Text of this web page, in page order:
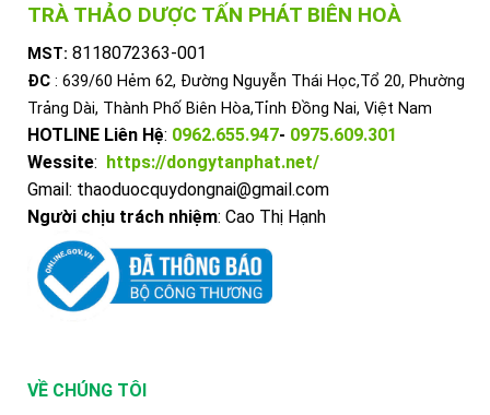
TRÀ THẢO DƯỢC TẤN PHÁT BIÊN HOÀ
MST: 8118072363-001
ĐC : 639/60 Hẻm 62, Đường Nguyễn Thái Học,Tổ 20, Phường
Trảng Dài, Thành Phố Biên Hòa,Tỉnh Đồng Nai, Việt Nam
HOTLINE Liên Hệ: 0962.655.947- 0975.609.301
Wessite: https://dongytanphat.net/
Gmail: thaoduocquydongnai@gmail.com
Người chịu trách nhiệm: Cao Thị Hạnh
VỀ CHÚNG TÔI